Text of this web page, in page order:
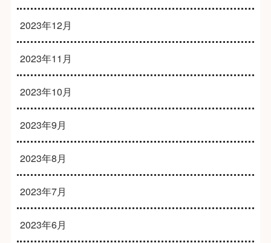
2023年12月
2023年11月
2023年10月
2023年9月
2023年8月
2023年7月
2023年6月